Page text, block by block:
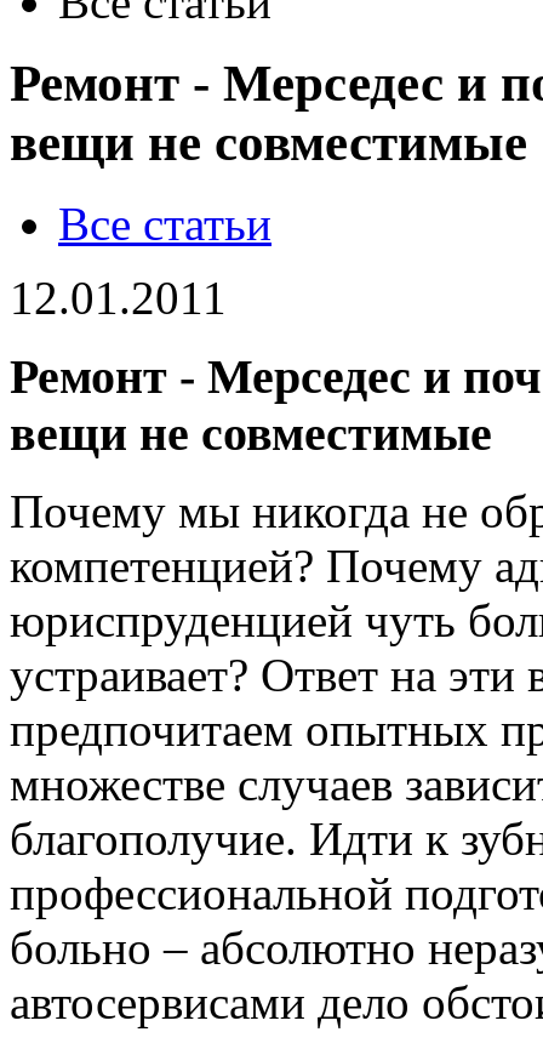
Ремонт - Мерседес и
вещи не совместимые
Все статьи
12.01.2011
Ремонт - Мерседес и
вещи не совместимые
Почему мы никогда не
компетенцией? Почему
юриспруденцией чуть
устраивает? Ответ на
предпочитаем опытных
множестве случаев
благополучие. Идти к
профессиональной
больно – абсолютно
автосервисами дело